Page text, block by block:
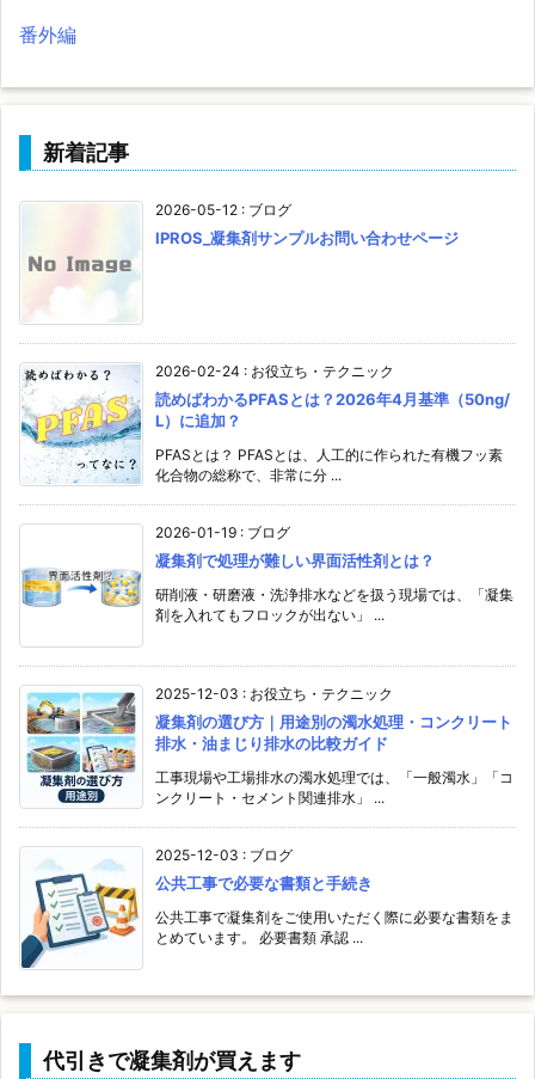
番外編
新着記事
2026-05-12 : ブログ
IPROS_凝集剤サンプルお問い合わせページ
2026-02-24 : お役立ち・テクニック
読めばわかるPFASとは？2026年4月基準（50ng/
L）に追加？
PFASとは？ PFASとは、人工的に作られた有機フッ素
化合物の総称で、非常に分 ...
2026-01-19 : ブログ
凝集剤で処理が難しい界面活性剤とは？
研削液・研磨液・洗浄排水などを扱う現場では、「凝集
剤を入れてもフロックが出ない」 ...
2025-12-03 : お役立ち・テクニック
凝集剤の選び方｜用途別の濁水処理・コンクリート
排水・油まじり排水の比較ガイド
工事現場や工場排水の濁水処理では、「一般濁水」「コ
ンクリート・セメント関連排水」 ...
2025-12-03 : ブログ
公共工事で必要な書類と手続き
公共工事で凝集剤をご使用いただく際に必要な書類をま
とめています。 必要書類 承認 ...
代引きで凝集剤が買えます